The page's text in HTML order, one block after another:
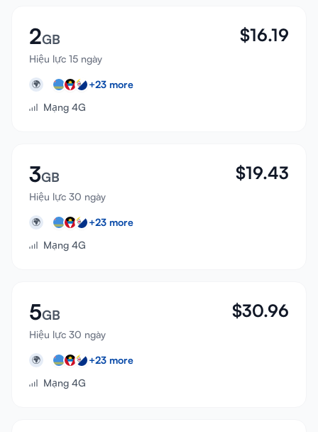
2GB
Hiệu lực 15 ngày
$16.19
🌍 +23 more
Mạng 4G
3GB
Hiệu lực 30 ngày
$19.43
🌍 +23 more
Mạng 4G
5GB
Hiệu lực 30 ngày
$30.96
🌍 +23 more
Mạng 4G